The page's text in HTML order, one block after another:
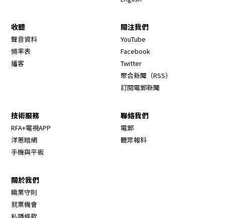
收聽
聲音資料
頻率表
播客
關注我們
YouTube
Facebook
Twitter
聚合新聞（RSS）
訂閱電郵新聞
技術服務
RFA+電視APP
洋蔥暗網
手機與平板
聯絡我們
電郵
聽眾報料
關於我們
職業守則
就業機會